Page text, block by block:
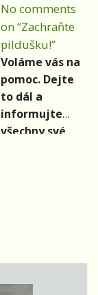
Porta. Už
čtvrtý
ročník, a
jak nikdo z
nás tehdy
netušil,
taky
poslední.
svérázných
týpků.
No comments
on “Zachraňte
pildušku!”
Voláme vás na
pomoc. Dejte
to dál a
informujte
všechny své
otřesných